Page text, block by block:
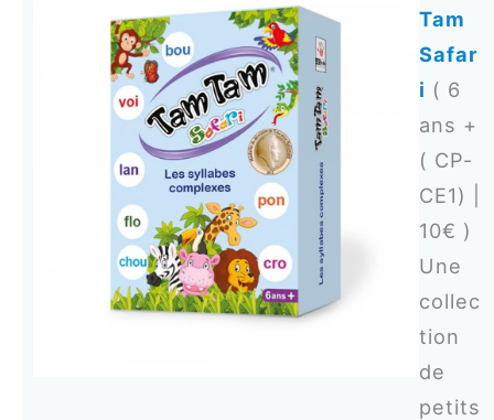
Tam
Safar
i ( 6
ans +
( CP-
CE1) |
10€ )
Une
collec
tion
de
petits